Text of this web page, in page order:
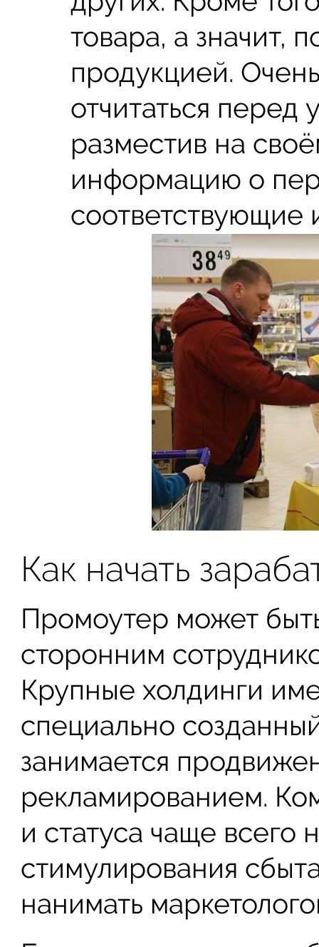
товара, а значит,
продукцией.
отчитаться перед
разместив на
информацию о
соответствующие
Как начать
Промоутер может
сторонним
Крупные холдинги
специально
занимается
рекламированием.
и статуса чаще всего
стимулирования
нанимать